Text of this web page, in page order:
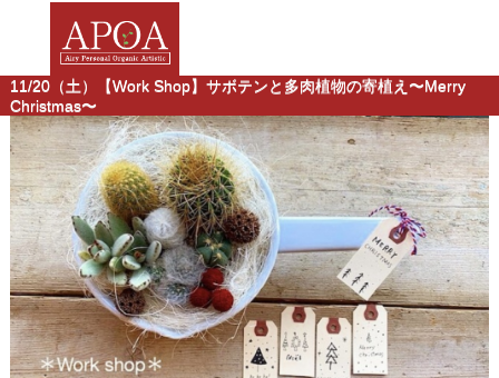
11/20（土）【Work Shop】サボテンと多肉植物の寄植え〜Merry
Christmas〜